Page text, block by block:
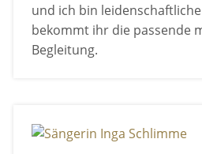
und ich bin
bekommt ihr die passende
Begleitung.